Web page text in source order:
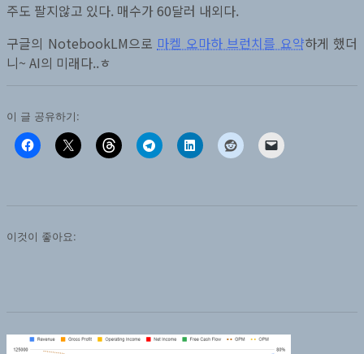
주도 팔지않고 있다. 매수가 60달러 내외다.
구글의 NotebookLM으로 마켈 오마하 브런치를 요약하게 했더
니~ AI의 미래다..ㅎ
이 글 공유하기:
이것이 좋아요: